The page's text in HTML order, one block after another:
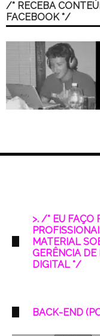
/* RECEBA
FACEBOOK */
>. /* EU FAÇO
MATERIAL
GERÊNCIA
DIGITAL */
BACK-END